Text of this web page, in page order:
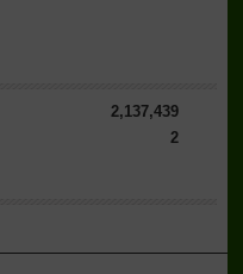
2,137,439
2